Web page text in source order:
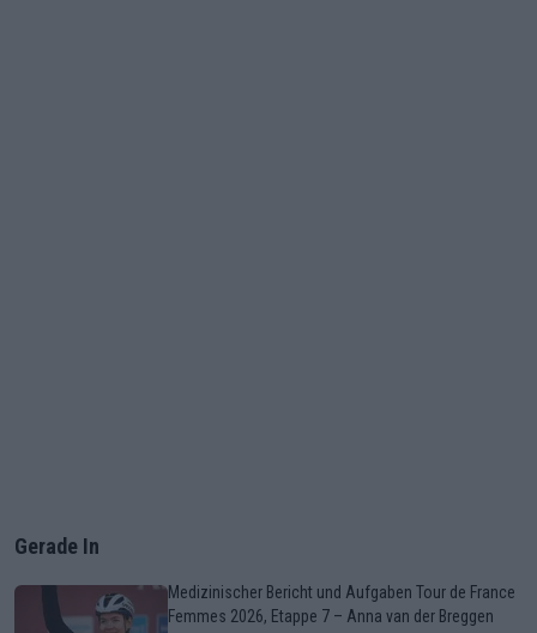
Gerade In
Medizinischer Bericht und Aufgaben Tour de France
Femmes 2026, Etappe 7 – Anna van der Breggen